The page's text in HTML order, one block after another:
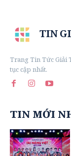
TIN
Trang Tin Tức Giải
tục cập nhất.
TIN MỚI